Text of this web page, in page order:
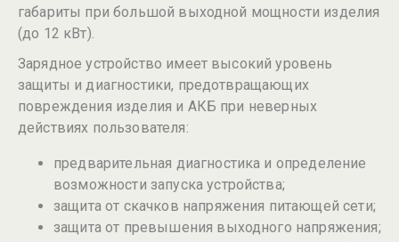
габариты при большой выходной мощности изделия
(до 12 кВт).
Зарядное устройство имеет высокий уровень
защиты и диагностики, предотвращающих
повреждения изделия и АКБ при неверных
действиях пользователя:
предварительная диагностика и определение
возможности запуска устройства;
защита от скачков напряжения питающей сети;
защита от превышения выходного напряжения;